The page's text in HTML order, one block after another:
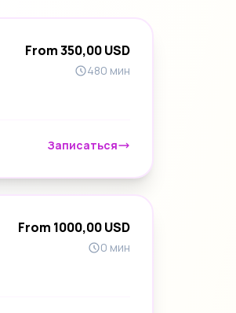
From 350,00 USD
480 мин
Записаться
From 1000,00 USD
0 мин